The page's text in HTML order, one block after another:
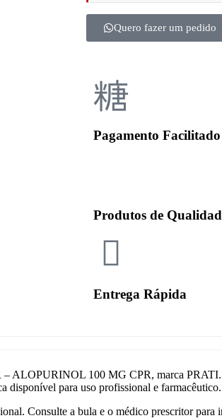
Quero fazer um pedido
Pagamento Facilitado
Produtos de
Entrega Rápida
100 MG CPR, marca PRATI.
disponível para uso profissional e farmacêutico.
Consulte a bula e o médico prescritor para